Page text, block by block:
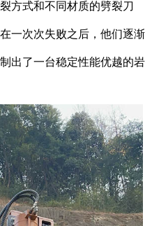
方式和不同材质的劈裂刀
一次次失败之后，他们逐渐
出了一台稳定性能优越的岩